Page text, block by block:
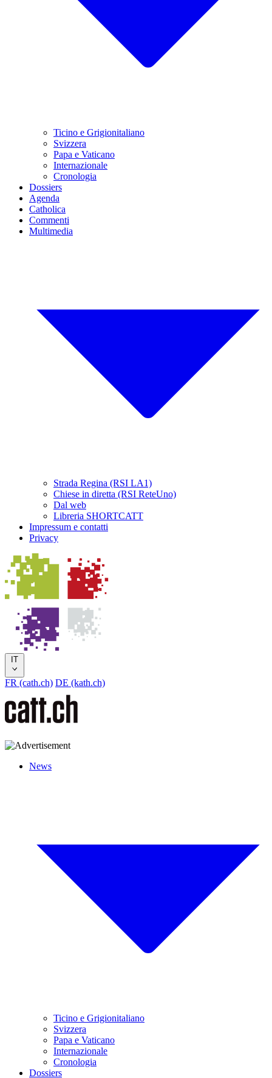
Ticino e Grigionitaliano
Svizzera
Papa e Vaticano
Internazionale
Cronologia
Dossiers
Agenda
Catholica
Commenti
Multimedia
Strada Regina (RSI LA1)
Chiese in diretta (RSI ReteUno)
Dal web
Libreria SHORTCATT
Impressum e contatti
Privacy
IT
FR (cath.ch) DE (kath.ch)
News
Ticino e Grigionitaliano
Svizzera
Papa e Vaticano
Internazionale
Cronologia
Dossiers